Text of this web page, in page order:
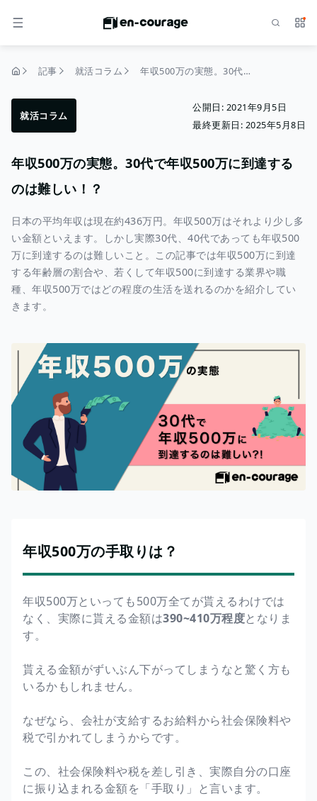
メニュー サ
記事 就活コラム 年収500万の実態。30代で年収500万に到達するのは難しい！？
就活コラム
公開日: 2021年9月5日
最終更新日: 2025年5月8日
年収500万の実態。30代で年収500万に到達する
のは難しい！？
日本の平均年収は現在約436万円。年収500万はそれより少し多
い金額といえます。しかし実際30代、40代であっても年収500
万に到達するのは難しいこと。この記事では年収500万に到達
する年齢層の割合や、若くして年収500に到達する業界や職
種、年収500万ではどの程度の生活を送れるのかを紹介してい
きます。
年収500万の手取りは？
年収500万といっても500万全てが貰えるわけでは
なく、実際に貰える金額は390~410万程度となりま
す。
貰える金額がずいぶん下がってしまうなと驚く方も
いるかもしれません。
なぜなら、会社が支給するお給料から社会保険料や
税で引かれてしまうからです。
この、社会保険料や税を差し引き、実際自分の口座
に振り込まれる金額を「手取り」と言います。